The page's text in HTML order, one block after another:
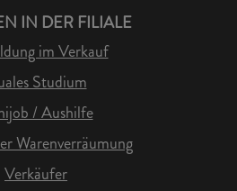
IN DER FILIALE
im Verkauf
Studium
/ Aushilfe
Warenverräumung
Verkäufer